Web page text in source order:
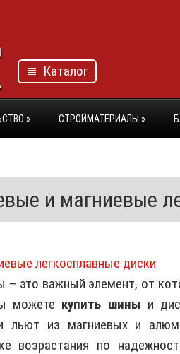
Каталог
» СТРОЙМАТЕРИАЛЫ »
и магниевые
это важный элемент, от
можете купить шины и
льют из магниевых и
возрастания по